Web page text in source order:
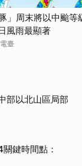
豚」周末將以中颱等
風雨最顯著
臺
部以北山區局部
鍵時間點：